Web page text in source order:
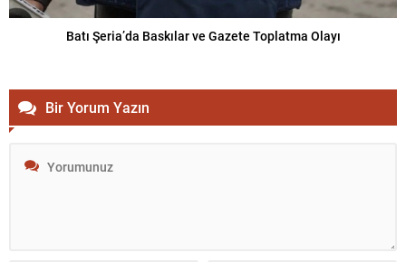
Batı Şeria’da Baskılar ve Gazete Toplatma Olayı
Bir Yorum Yazın